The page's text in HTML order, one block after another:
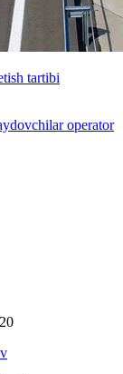
tartibi
operator